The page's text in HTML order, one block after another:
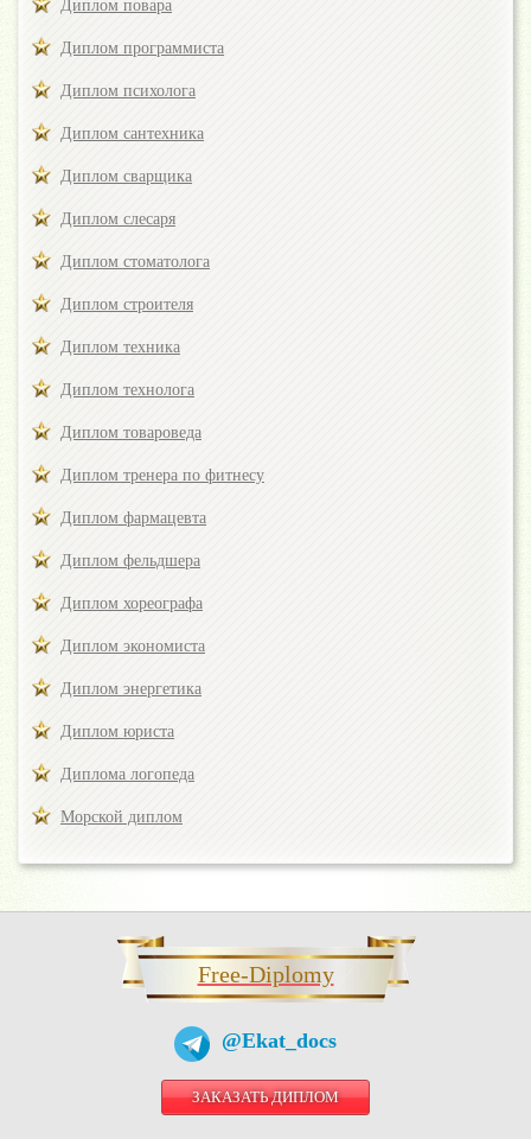
Диплом повара
Диплом программиста
Диплом психолога
Диплом сантехника
Диплом сварщика
Диплом слесаря
Диплом стоматолога
Диплом строителя
Диплом техника
Диплом технолога
Диплом товароведа
Диплом тренера по фитнесу
Диплом фармацевта
Диплом фельдшера
Диплом хореографа
Диплом экономиста
Диплом энергетика
Диплом юриста
Диплома логопеда
Морской диплом
Free-Diplomy
@Ekat_docs
ЗАКАЗАТЬ ДИПЛОМ